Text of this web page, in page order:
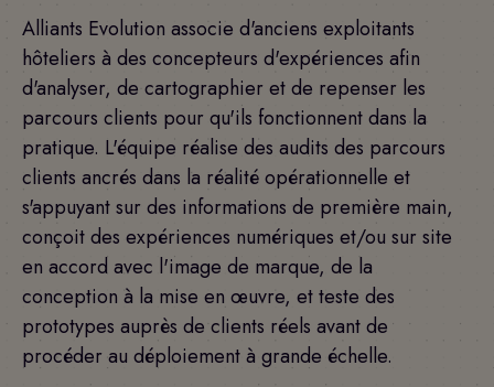
Alliants Evolution associe d'anciens exploitants
hôteliers à des concepteurs d'expériences afin
d'analyser, de cartographier et de repenser les
parcours clients pour qu'ils fonctionnent dans la
pratique. L'équipe réalise des audits des parcours
clients ancrés dans la réalité opérationnelle et
s'appuyant sur des informations de première main,
conçoit des expériences numériques et/ou sur site
en accord avec l'image de marque, de la
conception à la mise en œuvre, et teste des
prototypes auprès de clients réels avant de
procéder au déploiement à grande échelle.